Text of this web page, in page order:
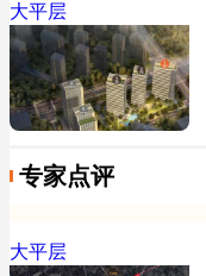
大平层
专家点评
大平层